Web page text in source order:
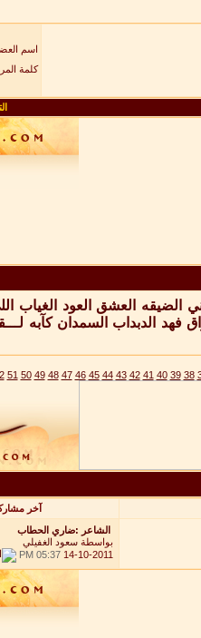
اسم
كلمة
الضيقه العشق العود الغياب
فهد الدبداب السمدان كآبه
38
39
40
41
42
43
44
45
46
47
48
49
50
51
آخر
الشاعر :ضاري الحطاب
بواسطة سعود الغفيلي
14-10-2011
05:37 PM